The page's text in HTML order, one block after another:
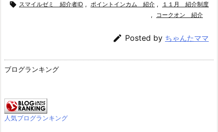
 スマイルゼミ 紹介者ID , ポイントインカム 紹介 ,
１１月 紹介制度
, コークオン 紹介
 Posted by ちゃんたママ
ブログランキング
人気ブログランキング